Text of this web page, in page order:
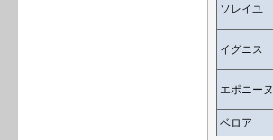
ソレイユ
イグニス
エポニーヌ
ベロア